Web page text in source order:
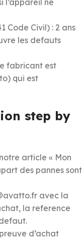
Code Civil) : 2 ans
les defauts
fabricant est
qui est
step by
article « Mon
des pannes sont
avec la
la reference
d’achat